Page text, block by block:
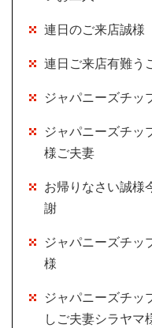
連日のご来店誠
連日ご来店有難
ジャパニーズチッ
ジャパニーズチッ
様ご夫妻
お帰りなさい誠様
謝
ジャパニーズチッ
様
ジャパニーズチッ
しご夫妻シラヤマ